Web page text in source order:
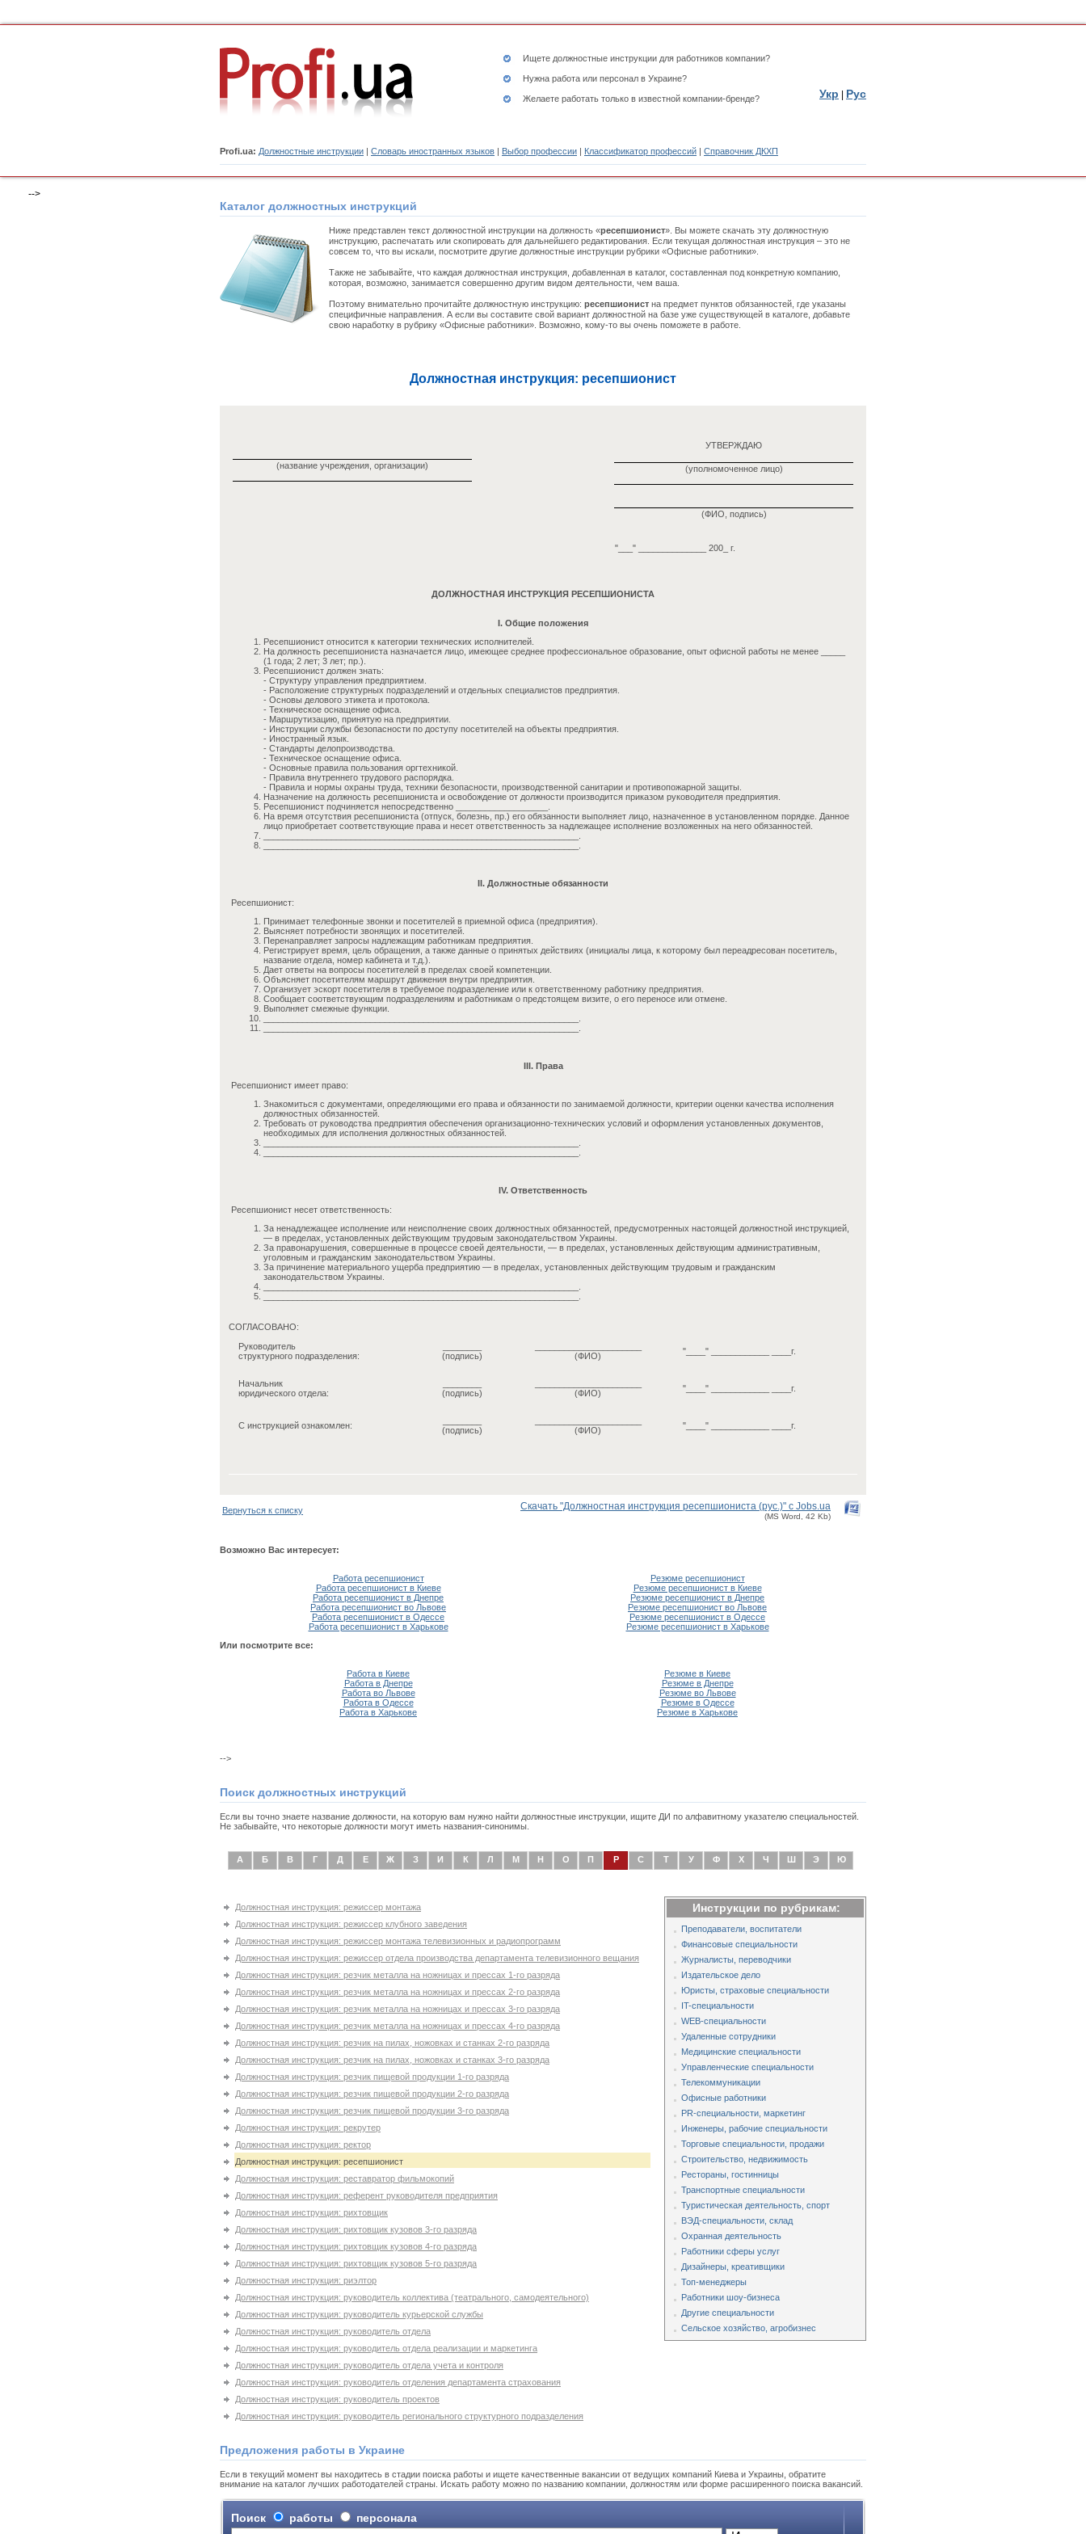
Ищете должностные инструкции для работников компании?
Нужна работа или персонал в Украине?
Желаете работать только в известной компании-бренде?
Profi.ua: Должностные инструкции | Словарь иностранных языков | Выбор профессии | Классификатор профессий | Справочник ДКХП
Укр Рус
-->
Каталог должностных инструкций
Ниже представлен текст должностной инструкции на должность «ресепшионист». Вы можете скачать эту должностную
инструкцию, распечатать или скопировать для дальнейшего редактирования. Если текущая должностная инструкция – это не
совсем то, что вы искали, посмотрите другие должностные инструкции рубрики «Офисные работники».
Также не забывайте, что каждая должностная инструкция, добавленная в каталог, составленная под конкретную компанию,
которая, возможно, занимается совершенно другим видом деятельности, чем ваша.
Поэтому внимательно прочитайте должностную инструкцию: ресепшионист на предмет пунктов обязанностей, где указаны
специфичные направления. А если вы составите свой вариант должностной на базе уже существующей в каталоге, добавьте
свою наработку в рубрику «Офисные работники». Возможно, кому-то вы очень поможете в работе.
Должностная инструкция: ресепшионист
(название учреждения, организации)
УТВЕРЖДАЮ
(уполномоченное лицо)
(ФИО, подпись)
"___" ______________ 200_ г.
ДОЛЖНОСТНАЯ ИНСТРУКЦИЯ РЕСЕПШИОНИСТА
I. Общие положения
Ресепшионист относится к категории технических исполнителей.
На должность ресепшиониста назначается лицо, имеющее среднее профессиональное образование, опыт офисной работы не менее _____
(1 года; 2 лет; 3 лет; пр.).
Ресепшионист должен знать:
- Структуру управления предприятием.
- Расположение структурных подразделений и отдельных специалистов предприятия.
- Основы делового этикета и протокола.
- Техническое оснащение офиса.
- Маршрутизацию, принятую на предприятии.
- Инструкции службы безопасности по доступу посетителей на объекты предприятия.
- Иностранный язык.
- Стандарты делопроизводства.
- Техническое оснащение офиса.
- Основные правила пользования оргтехникой.
- Правила внутреннего трудового распорядка.
- Правила и нормы охраны труда, техники безопасности, производственной санитарии и противопожарной защиты.
Назначение на должность ресепшиониста и освобождение от должности производится приказом руководителя предприятия.
Ресепшионист подчиняется непосредственно ___________________.
На время отсутствия ресепшиониста (отпуск, болезнь, пр.) его обязанности выполняет лицо, назначенное в установленном порядке. Данное
лицо приобретает соответствующие права и несет ответственность за надлежащее исполнение возложенных на него обязанностей.
II. Должностные обязанности
Ресепшионист:
Принимает телефонные звонки и посетителей в приемной офиса (предприятия).
Выясняет потребности звонящих и посетителей.
Перенаправляет запросы надлежащим работникам предприятия.
Регистрирует время, цель обращения, а также данные о принятых действиях (инициалы лица, к которому был переадресован посетитель,
название отдела, номер кабинета и т.д.).
Дает ответы на вопросы посетителей в пределах своей компетенции.
Объясняет посетителям маршрут движения внутри предприятия.
Организует эскорт посетителя в требуемое подразделение или к ответственному работнику предприятия.
Сообщает соответствующим подразделениям и работникам о предстоящем визите, о его переносе или отмене.
Выполняет смежные функции.
III. Права
Ресепшионист имеет право:
Знакомиться с документами, определяющими его права и обязанности по занимаемой должности, критерии оценки качества исполнения
должностных обязанностей.
Требовать от руководства предприятия обеспечения организационно-технических условий и оформления установленных документов,
необходимых для исполнения должностных обязанностей.
IV. Ответственность
Ресепшионист несет ответственность:
За ненадлежащее исполнение или неисполнение своих должностных обязанностей, предусмотренных настоящей должностной инструкцией,
— в пределах, установленных действующим трудовым законодательством Украины.
За правонарушения, совершенные в процессе своей деятельности, — в пределах, установленных действующим административным,
уголовным и гражданским законодательством Украины.
За причинение материального ущерба предприятию — в пределах, установленных действующим трудовым и гражданским
законодательством Украины.
СОГЛАСОВАНО:
Руководитель
структурного подразделения:
(подпись)
(ФИО)
"____" ____________ ____г.
Начальник
юридического отдела:
(подпись)
(ФИО)
"____" ____________ ____г.
С инструкцией ознакомлен:
(подпись)
(ФИО)
"____" ____________ ____г.
Вернуться к списку Скачать "Должностная инструкция ресепшиониста (рус.)" с Jobs.ua
(MS Word, 42 Kb)
Возможно Вас интересует:
Работа ресепшионист
Резюме ресепшионист
Работа ресепшионист в Киеве
Резюме ресепшионист в Киеве
Работа ресепшионист в Днепре
Резюме ресепшионист в Днепре
Работа ресепшионист во Львове
Резюме ресепшионист во Львове
Работа ресепшионист в Одессе
Резюме ресепшионист в Одессе
Работа ресепшионист в Харькове
Резюме ресепшионист в Харькове
Или посмотрите все:
Работа в Киеве
Резюме в Киеве
Работа в Днепре
Резюме в Днепре
Работа во Львове
Резюме во Львове
Работа в Одессе
Резюме в Одессе
Работа в Харькове
Резюме в Харькове
-->
Поиск должностных инструкций
Если вы точно знаете название должности, на которую вам нужно найти должностные инструкции, ищите ДИ по алфавитному указателю специальностей.
Не забывайте, что некоторые должности могут иметь названия-синонимы.
А Б В Г Д Е Ж З И К Л М Н О П Р С Т У Ф Х Ч Ш Э Ю
Должностная инструкция: режиссер монтажа
Должностная инструкция: режиссер клубного заведения
Должностная инструкция: режиссер монтажа телевизионных и радиопрограмм
Должностная инструкция: режиссер отдела производства департамента телевизионного вещания
Должностная инструкция: резчик металла на ножницах и прессах 1-го разряда
Должностная инструкция: резчик металла на ножницах и прессах 2-го разряда
Должностная инструкция: резчик металла на ножницах и прессах 3-го разряда
Должностная инструкция: резчик металла на ножницах и прессах 4-го разряда
Должностная инструкция: резчик на пилах, ножовках и станках 2-го разряда
Должностная инструкция: резчик на пилах, ножовках и станках 3-го разряда
Должностная инструкция: резчик пищевой продукции 1-го разряда
Должностная инструкция: резчик пищевой продукции 2-го разряда
Должностная инструкция: резчик пищевой продукции 3-го разряда
Должностная инструкция: рекрутер
Должностная инструкция: ректор
Должностная инструкция: ресепшионист
Должностная инструкция: реставратор фильмокопий
Должностная инструкция: референт руководителя предприятия
Должностная инструкция: рихтовщик
Должностная инструкция: рихтовщик кузовов 3-го разряда
Должностная инструкция: рихтовщик кузовов 4-го разряда
Должностная инструкция: рихтовщик кузовов 5-го разряда
Должностная инструкция: риэлтор
Должностная инструкция: руководитель коллектива (театрального, самодеятельного)
Должностная инструкция: руководитель курьерской службы
Должностная инструкция: руководитель отдела
Должностная инструкция: руководитель отдела реализации и маркетинга
Должностная инструкция: руководитель отдела учета и контроля
Должностная инструкция: руководитель отделения департамента страхования
Должностная инструкция: руководитель проектов
Должностная инструкция: руководитель регионального структурного подразделения
Инструкции по рубрикам:
Преподаватели, воспитатели
Финансовые специальности
Журналисты, переводчики
Издательское дело
Юристы, страховые специальности
IT-специальности
WEB-специальности
Удаленные сотрудники
Медицинские специальности
Управленческие специальности
Телекоммуникации
Офисные работники
PR-специальности, маркетинг
Инженеры, рабочие специальности
Торговые специальности, продажи
Строительство, недвижимость
Рестораны, гостинницы
Транспортные специальности
Туристическая деятельность, спорт
ВЭД-специальности, склад
Охранная деятельность
Работники сферы услуг
Дизайнеры, креативщики
Топ-менеджеры
Работники шоу-бизнеса
Другие специальности
Сельское хозяйство, агробизнес
Предложения работы в Украине
Если в текущий момент вы находитесь в стадии поиска работы и ищете качественные вакансии от ведущих компаний Киева и Украины, обратите
внимание на каталог лучших работодателей страны. Искать работу можно по названию компании, должностям или форме расширенного поиска вакансий.
Поиск работы персонала